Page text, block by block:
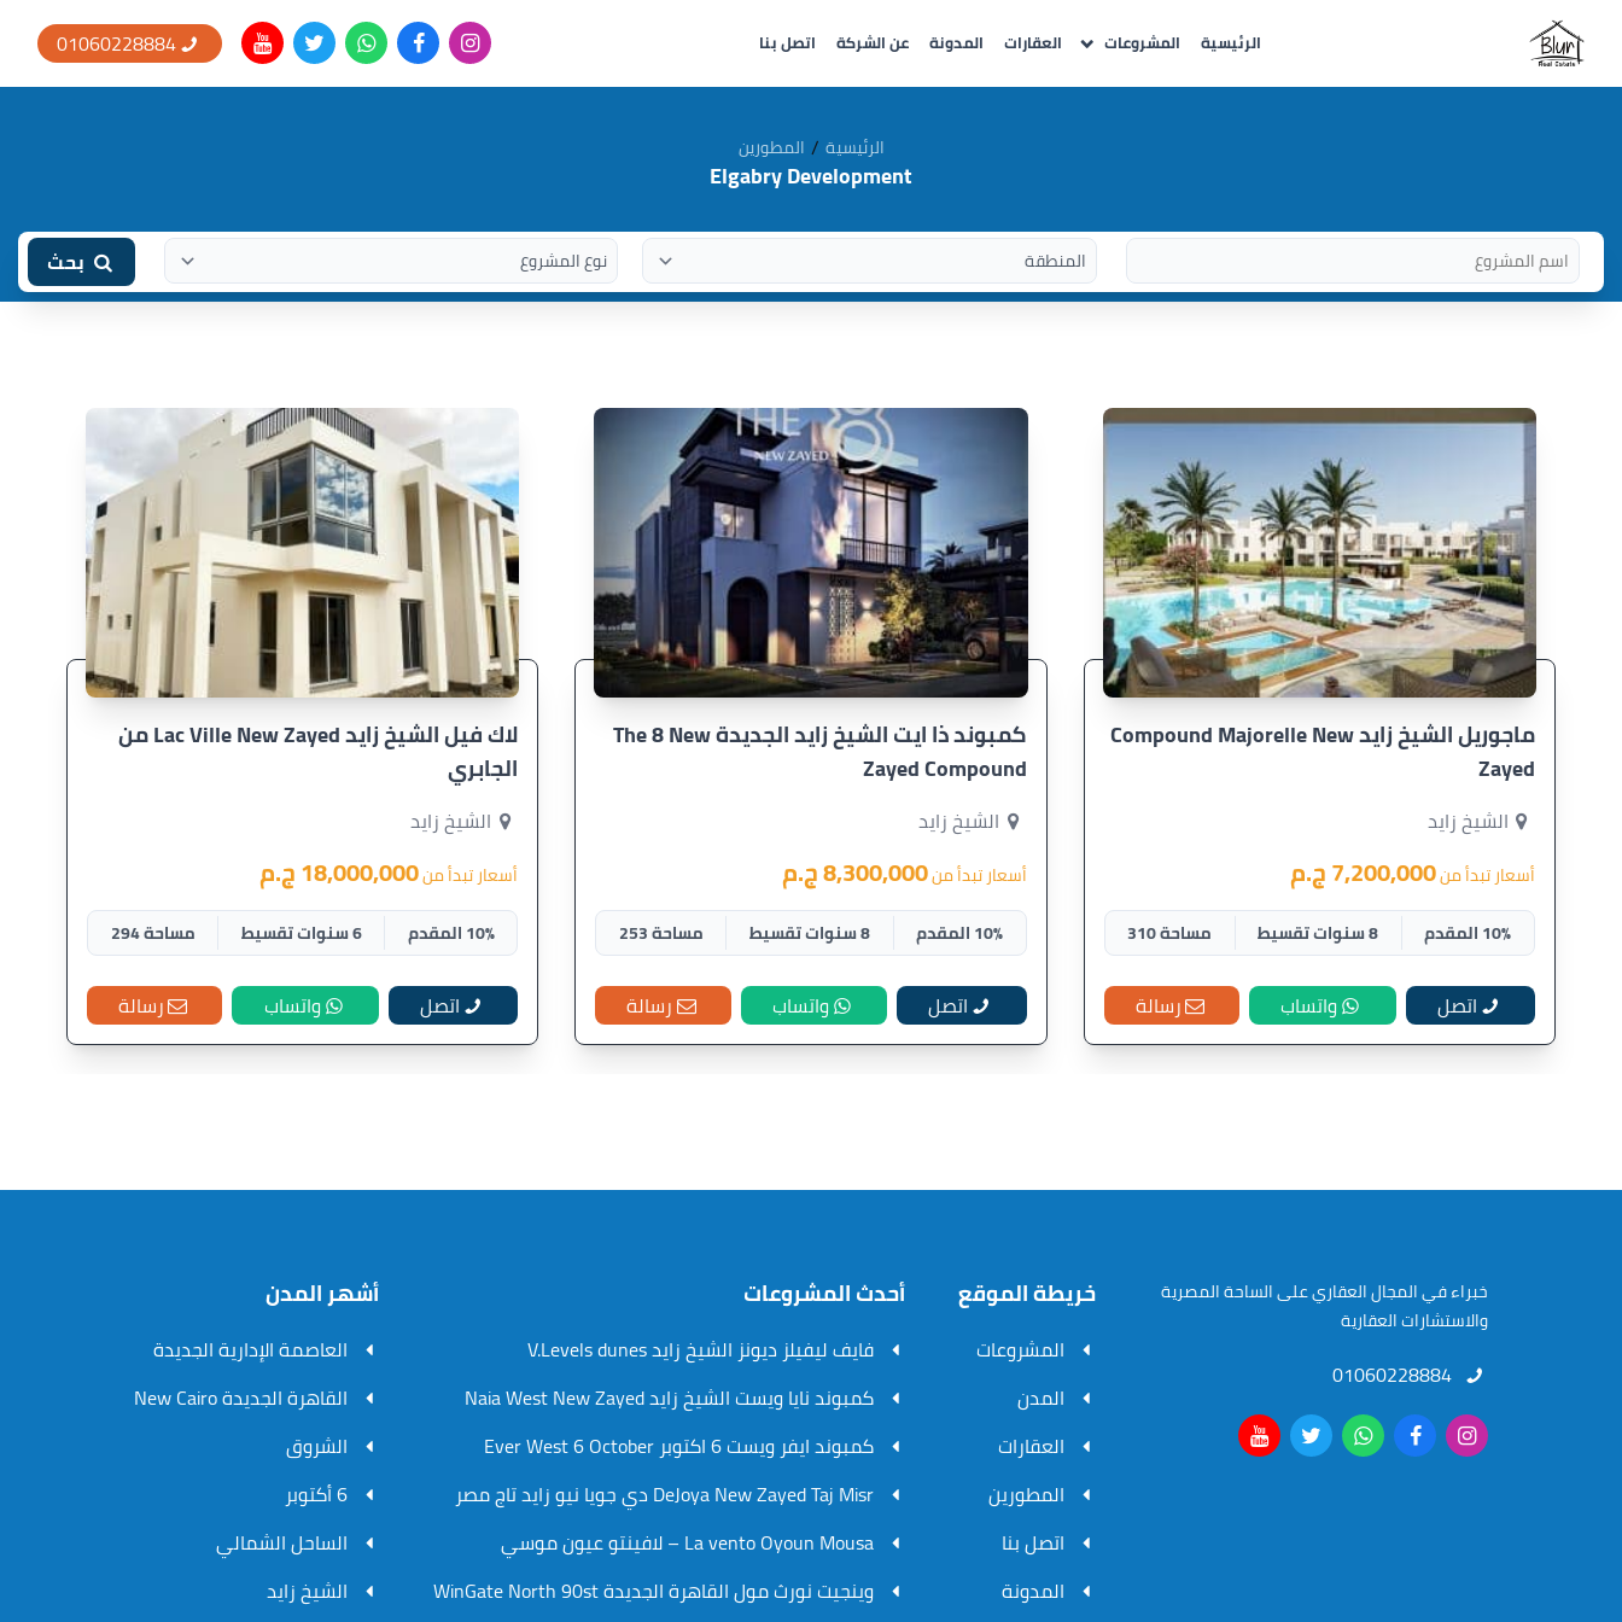
الرئيسية المشروعات العقارات المدونة عن الشركة اتصل بنا 01060228884
الرئيسية / المطورين
Elgabry Development
بحث
ماجوريل الشيخ زايد Compound Majorelle New
Zayed
الشيخ زايد
أسعار تبدأ من7,200,000 ج.م
10% المقدم 8 سنوات تقسيط مساحة 310
اتصل واتساب رسالة
كمبوند ذا ايت الشيخ زايد الجديدة The 8 New
Zayed Compound
الشيخ زايد
أسعار تبدأ من8,300,000 ج.م
10% المقدم 8 سنوات تقسيط مساحة 253
اتصل واتساب رسالة
لاك فيل الشيخ زايد Lac Ville New Zayed من
الجابري
الشيخ زايد
أسعار تبدأ من18,000,000 ج.م
10% المقدم 6 سنوات تقسيط مساحة 294
اتصل واتساب رسالة
خبراء في المجال العقاري على الساحة المصرية
والاستشارات العقارية
01060228884
خريطة الموقع
المشروعات
المدن
العقارات
المطورين
اتصل بنا
المدونة
أحدث المشروعات
فايف ليفيلز ديونز الشيخ زايد V.Levels dunes
كمبوند نايا ويست الشيخ زايد Naia West New Zayed
كمبوند ايفر ويست 6 اكتوبر Ever West 6 October
DeJoya New Zayed Taj Misr دي جويا نيو زايد تاج مصر
La vento Oyoun Mousa – لافينتو عيون موسي
وينجيت نورث مول القاهرة الجديدة WinGate North 90st
أشهر المدن
العاصمة الإدارية الجديدة
القاهرة الجديدة New Cairo
الشروق
6 أكتوبر
الساحل الشمالي
الشيخ زايد